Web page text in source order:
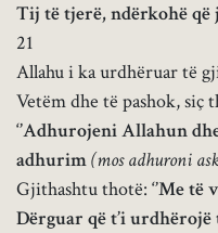
Tij të tjerë, ndërkohë që
21
Allahu i ka urdhëruar të
Vetëm dhe të pashok,
‘’Adhurojeni Allahun
adhurim(mos adhuroni
Gjithashtu thotë: ‘’Me
Dërguar që t’i